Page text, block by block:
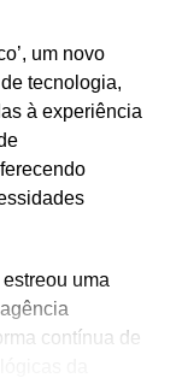
de produtos,
em parceria
faturou
2020 em
Embora
de
esses
um novo
tecnologia,
à experiência
uma
contínua de